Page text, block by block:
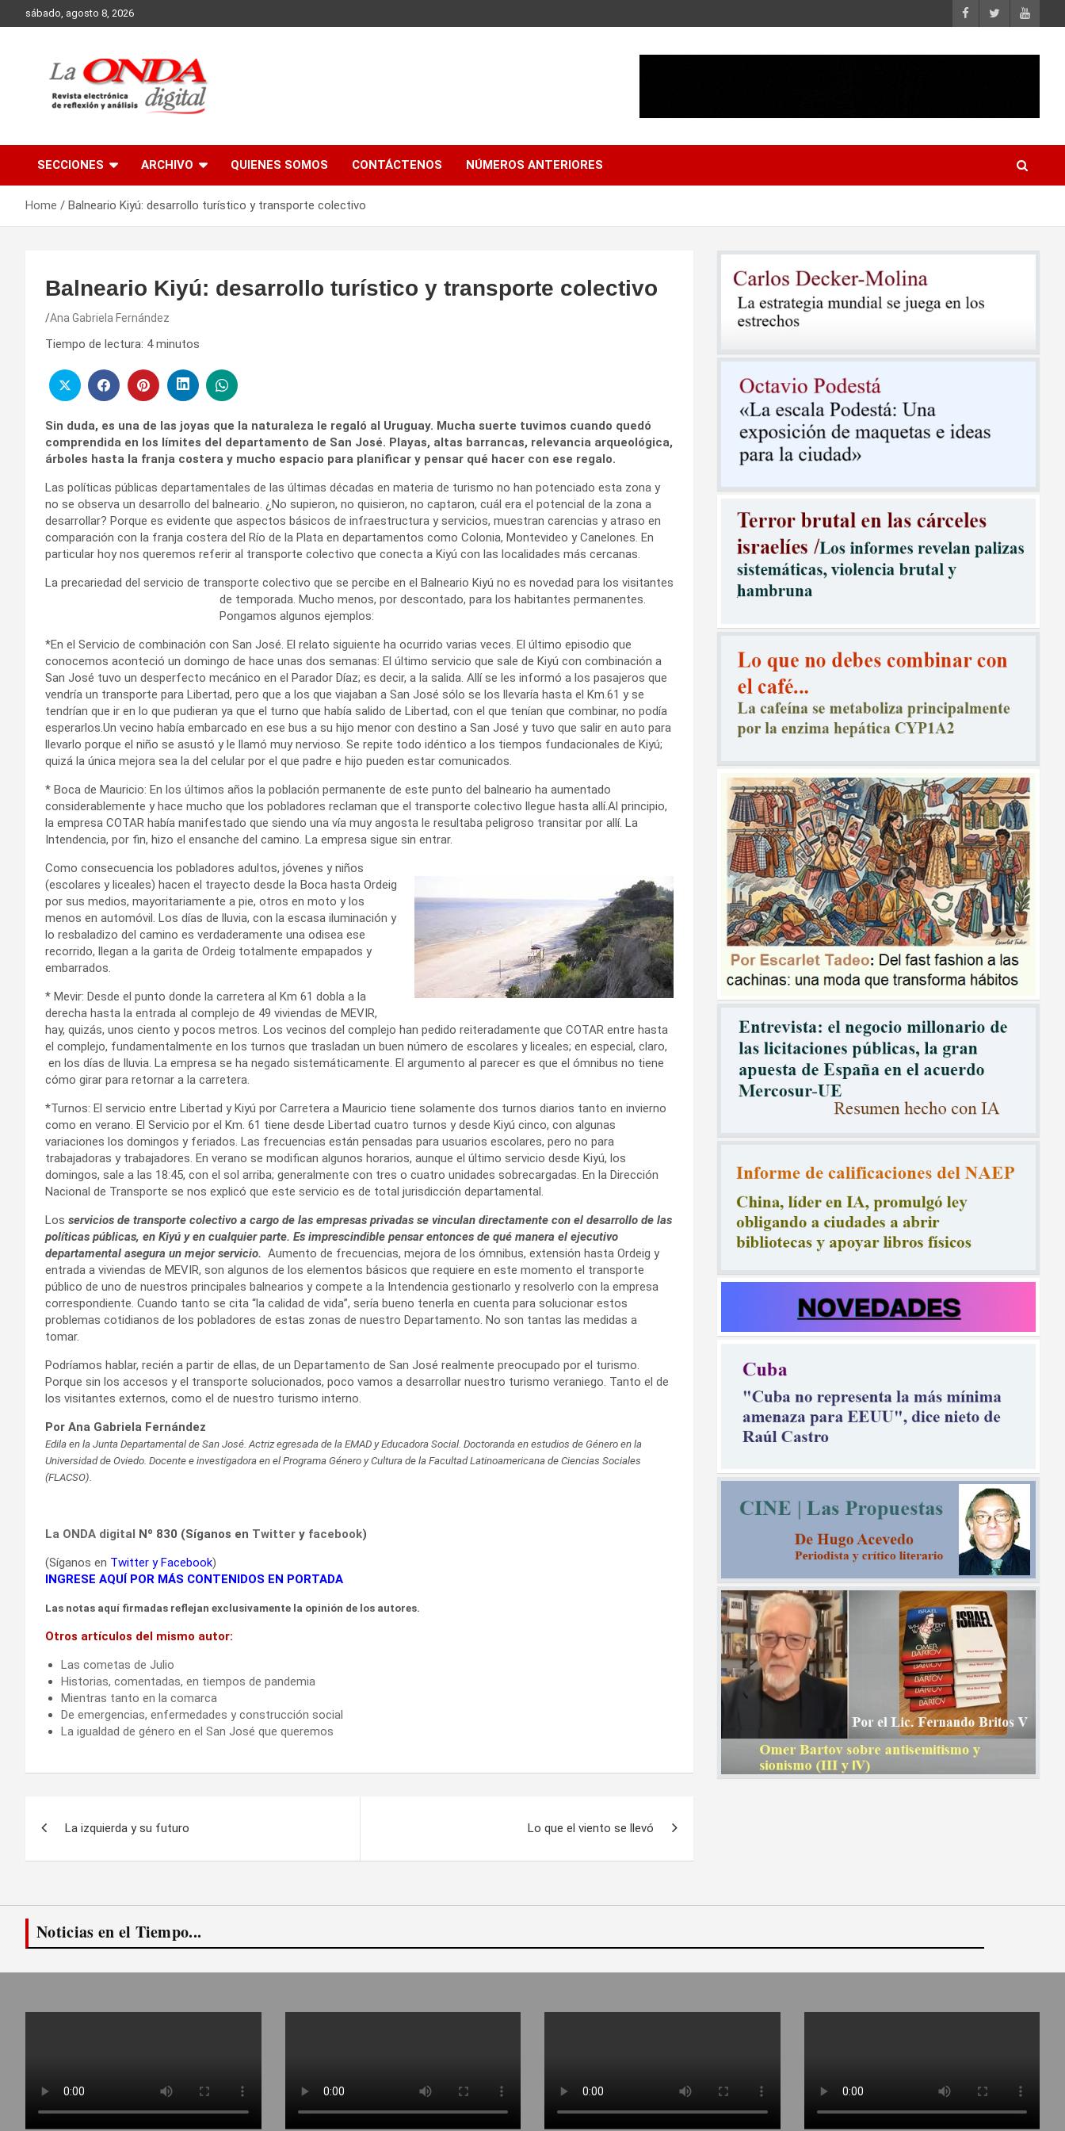
to
sábado, agosto 8, 2026
SECCIONES ARCHIVO QUIENES SOMOS CONTÁCTENOS NÚMEROS ANTERIORES
Home Balneario Kiyú: desarrollo turístico y transporte colectivo
Balneario Kiyú: desarrollo turístico y transporte colectivo
Ana Gabriela Fernández
Tiempo de lectura: 4 minutos
Sin duda, es una de las joyas que la naturaleza le regaló al Uruguay. Mucha suerte tuvimos cuando quedó
comprendida en los límites del departamento de San José. Playas, altas barrancas, relevancia arqueológica,
árboles hasta la franja costera y mucho espacio para planificar y pensar qué hacer con ese regalo.
Las políticas públicas departamentales de las últimas décadas en materia de turismo no han potenciado esta zona y
no se observa un desarrollo del balneario. ¿No supieron, no quisieron, no captaron, cuál era el potencial de la zona a
desarrollar? Porque es evidente que aspectos básicos de infraestructura y servicios, muestran carencias y atraso en
comparación con la franja costera del Río de la Plata en departamentos como Colonia, Montevideo y Canelones. En
particular hoy nos queremos referir al transporte colectivo que conecta a Kiyú con las localidades más cercanas.
La precariedad del servicio de transporte colectivo que se percibe en el Balneario Kiyú no es novedad para los visitantes
de temporada. Mucho menos, por descontado, para los habitantes permanentes.
Pongamos algunos ejemplos:
*En el Servicio de combinación con San José. El relato siguiente ha ocurrido varias veces. El último episodio que
conocemos aconteció un domingo de hace unas dos semanas: El último servicio que sale de Kiyú con combinación a
San José tuvo un desperfecto mecánico en el Parador Díaz; es decir, a la salida. Allí se les informó a los pasajeros que
vendría un transporte para Libertad, pero que a los que viajaban a San José sólo se los llevaría hasta el Km.61 y se
tendrían que ir en lo que pudieran ya que el turno que había salido de Libertad, con el que tenían que combinar, no podía
esperarlos.Un vecino había embarcado en ese bus a su hijo menor con destino a San José y tuvo que salir en auto para
llevarlo porque el niño se asustó y le llamó muy nervioso. Se repite todo idéntico a los tiempos fundacionales de Kiyú;
quizá la única mejora sea la del celular por el que padre e hijo pueden estar comunicados.
* Boca de Mauricio: En los últimos años la población permanente de este punto del balneario ha aumentado
considerablemente y hace mucho que los pobladores reclaman que el transporte colectivo llegue hasta allí.Al principio,
la empresa COTAR había manifestado que siendo una vía muy angosta le resultaba peligroso transitar por allí. La
Intendencia, por fin, hizo el ensanche del camino. La empresa sigue sin entrar.
Como consecuencia los pobladores adultos, jóvenes y niños
(escolares y liceales) hacen el trayecto desde la Boca hasta Ordeig
por sus medios, mayoritariamente a pie, otros en moto y los
menos en automóvil. Los días de lluvia, con la escasa iluminación y
lo resbaladizo del camino es verdaderamente una odisea ese
recorrido, llegan a la garita de Ordeig totalmente empapados y
embarrados.
* Mevir: Desde el punto donde la carretera al Km 61 dobla a la
derecha hasta la entrada al complejo de 49 viviendas de MEVIR,
hay, quizás, unos ciento y pocos metros. Los vecinos del complejo han pedido reiteradamente que COTAR entre hasta
el complejo, fundamentalmente en los turnos que trasladan un buen número de escolares y liceales; en especial, claro,
en los días de lluvia. La empresa se ha negado sistemáticamente. El argumento al parecer es que el ómnibus no tiene
cómo girar para retornar a la carretera.
*Turnos: El servicio entre Libertad y Kiyú por Carretera a Mauricio tiene solamente dos turnos diarios tanto en invierno
como en verano. El Servicio por el Km. 61 tiene desde Libertad cuatro turnos y desde Kiyú cinco, con algunas
variaciones los domingos y feriados. Las frecuencias están pensadas para usuarios escolares, pero no para
trabajadoras y trabajadores. En verano se modifican algunos horarios, aunque el último servicio desde Kiyú, los
domingos, sale a las 18:45, con el sol arriba; generalmente con tres o cuatro unidades sobrecargadas. En la Dirección
Nacional de Transporte se nos explicó que este servicio es de total jurisdicción departamental.
Los servicios de transporte colectivo a cargo de las empresas privadas se vinculan directamente con el desarrollo de las
políticas públicas, en Kiyú y en cualquier parte. Es imprescindible pensar entonces de qué manera el ejecutivo
departamental asegura un mejor servicio. Aumento de frecuencias, mejora de los ómnibus, extensión hasta Ordeig y
entrada a viviendas de MEVIR, son algunos de los elementos básicos que requiere en este momento el transporte
público de uno de nuestros principales balnearios y compete a la Intendencia gestionarlo y resolverlo con la empresa
correspondiente. Cuando tanto se cita “la calidad de vida”, sería bueno tenerla en cuenta para solucionar estos
problemas cotidianos de los pobladores de estas zonas de nuestro Departamento. No son tantas las medidas a
tomar.
Podríamos hablar, recién a partir de ellas, de un Departamento de San José realmente preocupado por el turismo.
Porque sin los accesos y el transporte solucionados, poco vamos a desarrollar nuestro turismo veraniego. Tanto el de
los visitantes externos, como el de nuestro turismo interno.
Por Ana Gabriela Fernández
Edila en la Junta Departamental de San José. Actriz egresada de la EMAD y Educadora Social. Doctoranda en estudios de Género en la
Universidad de Oviedo. Docente e investigadora en el Programa Género y Cultura de la Facultad Latinoamericana de Ciencias Sociales
(FLACSO).
La ONDA digital Nº 830 (Síganos en Twitter y facebook)
(Síganos en Twitter yFacebook)
INGRESE AQUÍ POR MÁS CONTENIDOS EN PORTADA
Las notas aquí firmadas reflejan exclusivamente la opinión de los autores.
Otros artículos del mismo autor:
Las cometas de Julio
Historias, comentadas, en tiempos de pandemia
Mientras tanto en la comarca
De emergencias, enfermedades y construcción social
La igualdad de género en el San José que queremos
La izquierda y su futuro Lo que el viento se llevó
Noticias en el Tiempo...